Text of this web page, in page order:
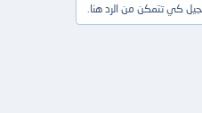
كي تتمكن من الرد هنا.